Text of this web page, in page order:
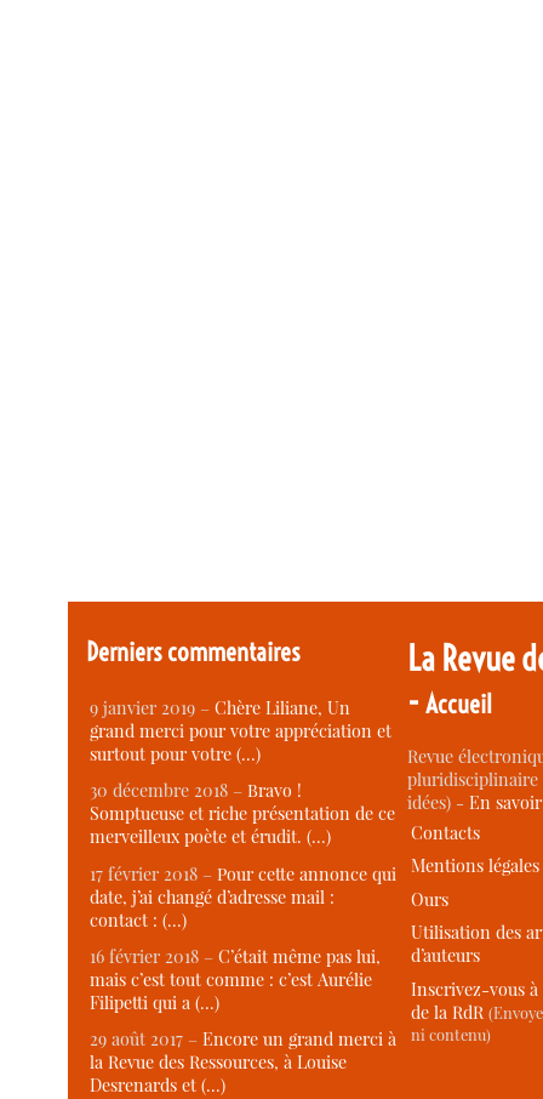
Derniers commentaires
9 janvier 2019 –Chère Liliane, Un
grand merci pour votre appréciation et
surtout pour votre (…)
30 décembre 2018 –Bravo !
Somptueuse et riche présentation de ce
merveilleux poète et érudit. (…)
17 février 2018 –Pour cette annonce qui
date, j’ai changé d’adresse mail :
contact : (…)
16 février 2018 –C’était même pas lui,
mais c’est tout comme : c’est Aurélie
Filipetti qui a (…)
29 août 2017 –Encore un grand merci à
la Revue des Ressources, à Louise
Desrenards et (…)
La Revue
-Accueil
Revue
idées) -En
Contacts
Mentions légales
Ours
Utilisation des
d’auteurs
Inscrivez-vous
de la RdR
ni contenu)